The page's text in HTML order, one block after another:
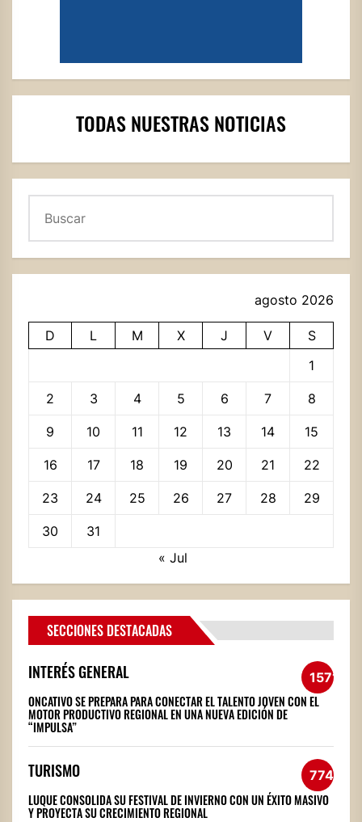
TODAS NUESTRAS NOTICIAS
agosto 2026
D L M X J V
S
1
2 3 4 5 6 7 8
9 10 11 12 13 14 15
16 17 18 19 20 21 22
23 24 25 26 27 28 29
30
31
« Jul
SECCIONES DESTACADAS
INTERÉS GENERAL 1571
ONCATIVO SE PREPARA PARA CONECTAR EL TALENTO JOVEN CON EL
MOTOR PRODUCTIVO REGIONAL EN UNA NUEVA EDICIÓN DE
“IMPULSA”
TURISMO 774
LUQUE CONSOLIDA SU FESTIVAL DE INVIERNO CON UN ÉXITO MASIVO
Y PROYECTA SU CRECIMIENTO REGIONAL